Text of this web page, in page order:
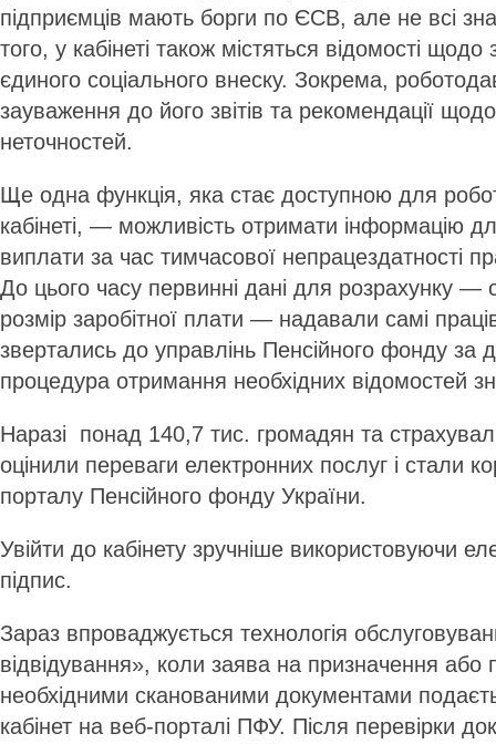
підприємців мають борги по ЄСВ, але не всі
того, у кабінеті також містяться відомості щодо
єдиного соціального внеску. Зокрема,
зауваження до його звітів та рекомендації
неточностей.
Ще одна функція, яка стає доступною для
кабінеті, — можливість отримати інформацію
виплати за час тимчасової непрацездатності
До цього часу первинні дані для розрахунку —
розмір заробітної плати — надавали самі
звертались до управлінь Пенсійного фонду за
процедура отримання необхідних відомостей
Наразі понад 140,7 тис. громадян та
оцінили переваги електронних послуг і стали
порталу Пенсійного фонду України.
Увійти до кабінету зручніше використовуючи
підпис.
Зараз впроваджується технологія
відвідування», коли заява на призначення або
необхідними сканованими документами
кабінет на веб-порталі ПФУ. Після перевірки